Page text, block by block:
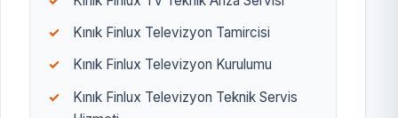
Kınık Finlux Televizyon Tamircisi
Kınık Finlux Televizyon Kurulumu
Kınık Finlux Televizyon Teknik Servis